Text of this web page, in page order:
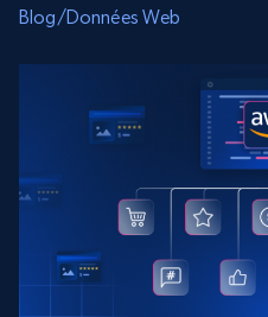
Blog/Données Web